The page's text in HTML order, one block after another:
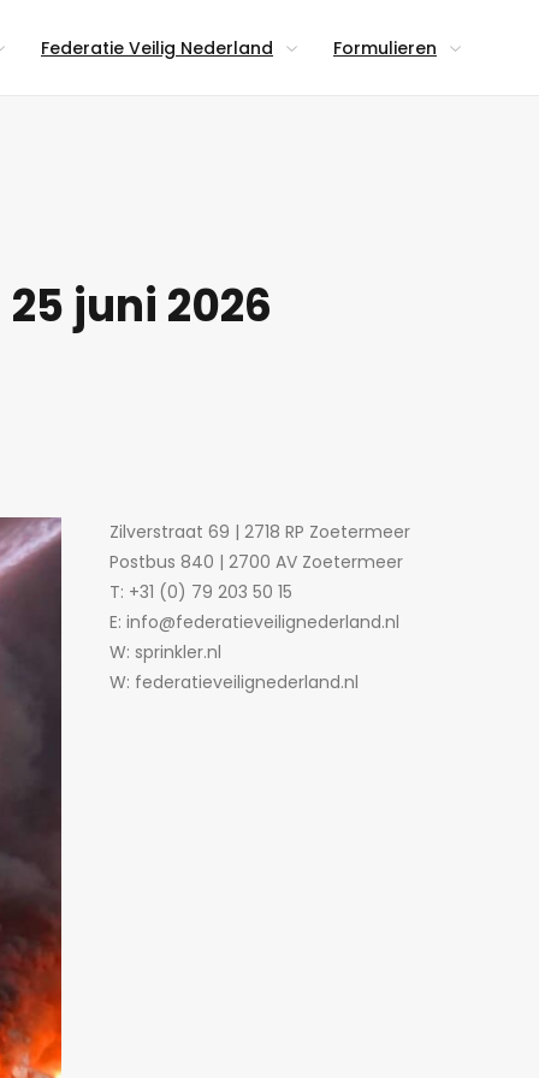
Federatie Veilig Nederland Formulieren
juni 2026
Zilverstraat 69 | 2718 RP Zoetermeer
Postbus 840 | 2700 AV Zoetermeer
T: +31 (0) 79 203 50 15
E: info@federatieveilignederland.nl
W: sprinkler.nl
W: federatieveilignederland.nl